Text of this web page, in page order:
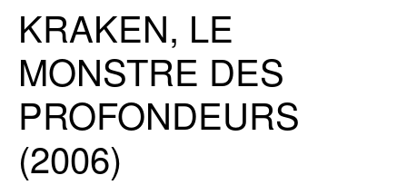
KRAKEN, LE
MONSTRE DES
PROFONDEURS
(2006)